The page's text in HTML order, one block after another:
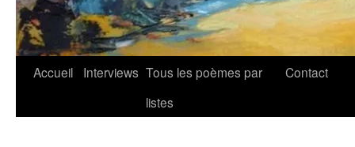
Accueil Interviews Tous les poèmes par
listes
Contact